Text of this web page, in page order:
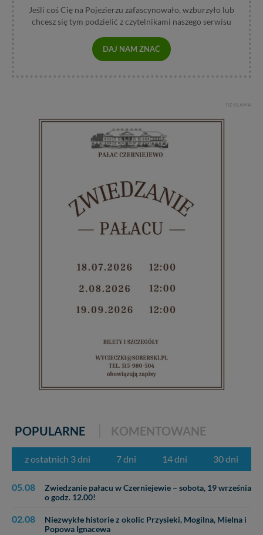
Jeśli coś Cię na Pojezierzu zafascynowało, wzburzyło lub
chcesz się tym podzielić z czytelnikami naszego serwisu
DAJ NAM ZNAĆ
REKLAMA
POPULARNE KOMENTOWANE
z ostatnich 3 dni 7 dni 14 dni 30 dni
05.08
Zwiedzanie pałacu w Czerniejewie – sobota, 19 września
o godz. 12.00!
02.08
Niezwykłe historie z okolic Przysieki, Mogilna, Mielna i
Popowa Ignacewa